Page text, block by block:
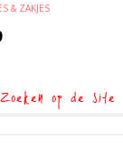
& ZAKJES
Zoeken op de site